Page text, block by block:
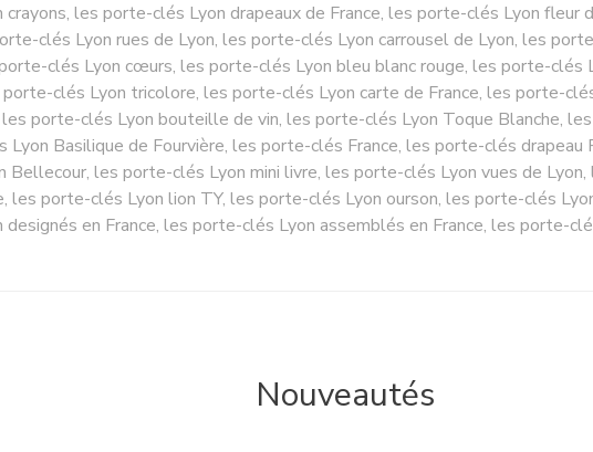
les porte-clés Lyon drapeaux de France, les porte-clés Lyon fleur
clés Lyon rues de Lyon, les porte-clés Lyon carrousel de Lyon, les
clés Lyon cœurs, les porte-clés Lyon bleu blanc rouge, les porte-clés
clés Lyon tricolore, les porte-clés Lyon carte de France, les porte-
porte-clés Lyon bouteille de vin, les porte-clés Lyon Toque Blanche,
Lyon Basilique de Fourvière, les porte-clés France, les porte-clés
Bellecour, les porte-clés Lyon mini livre, les porte-clés Lyon vues de
les porte-clés Lyon lion TY, les porte-clés Lyon ourson, les porte-clés
en France, les porte-clés Lyon assemblés en France, les porte-
Nouveautés